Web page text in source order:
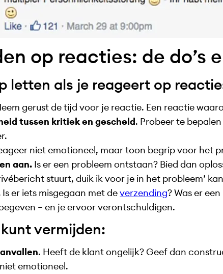
op reacties: de do’s
letten als je reageert op
gerust de tijd voor je reactie. Een reactie
tussen kritiek en gescheld. Probeer te
niet emotioneel, maar toon begrip voor het
aan. Is er een probleem ontstaan? Bied dan
stuurt, duik ik voor je in het probleem’
Is er iets misgegaan met deverzending? Was er een
– en je ervoor verontschuldigen.
vermijden:
. Heeft de klant ongelijk? Geef dan
emotioneel.